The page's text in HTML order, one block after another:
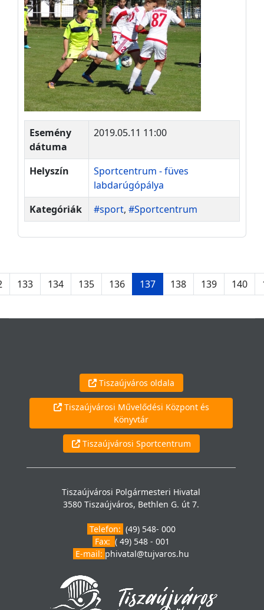
Esemény
dátuma
2019.05.11 11:00
Helyszín
Sportcentrum - füves
labdarúgópálya
Kategóriák
#sport, #Sportcentrum
133 134 135 136 137 138 139 140
Tiszaújváros oldala
Tiszaújvárosi Művelődési Központ és
Könyvtár
Tiszaújvárosi Sportcentrum
Tiszaújvárosi Polgármesteri Hivatal
3580 Tiszaújváros, Bethlen G. út 7.
Telefon: (49) 548- 000
Fax: ( 49) 548 - 001
E-mail: phivatal@tujvaros.hu